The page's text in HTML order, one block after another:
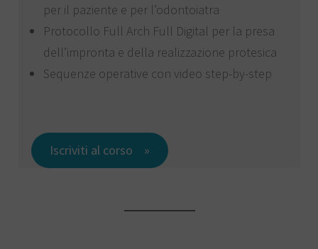
per il paziente e per l’odontoiatra
Protocollo Full Arch Full Digital per la presa
dell’impronta e della realizzazione protesica
Sequenze operative con video step-by-step
Iscriviti al corso